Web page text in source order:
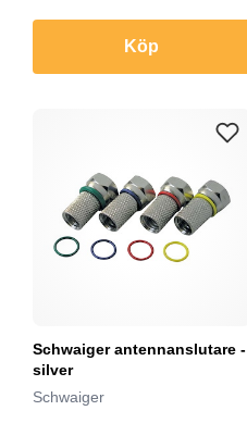
Köp
Schwaiger antennanslutare -
silver
Schwaiger